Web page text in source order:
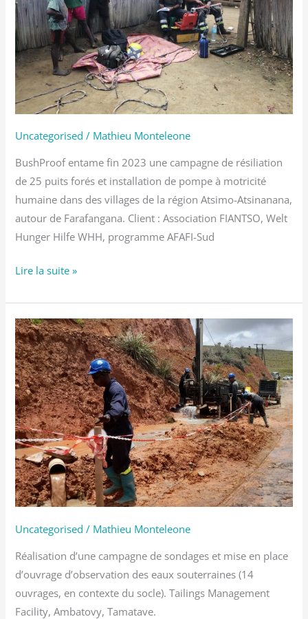
Uncategorised / Mathieu Monteleone
BushProof entame fin 2023 une campagne de résiliation
de 25 puits forés et installation de pompe à motricité
humaine dans des villages de la région Atsimo-Atsinanana,
autour de Farafangana. Client : Association FIANTSO, Welt
Hunger Hilfe WHH, programme AFAFI-Sud
Est
de
Madagascar
Lire la suite »
Uncategorised / Mathieu Monteleone
Réalisation d’une campagne de sondages et mise en place
d’ouvrage d’observation des eaux souterraines (14
ouvrages, en contexte du socle). Tailings Management
Facility, Ambatovy, Tamatave.
Sondages
et
piézomètres